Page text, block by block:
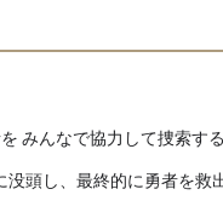
みんなで協力して捜索す
没頭し、最終的に勇者を救